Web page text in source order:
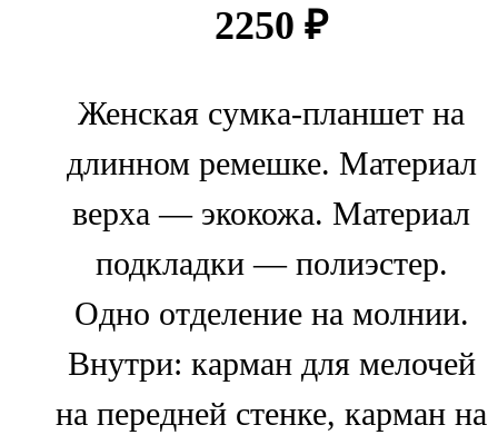
2250 ₽
Женская сумка-планшет на
длинном ремешке. Материал
верха — экокожа. Материал
подкладки — полиэстер.
Одно отделение на молнии.
Внутри: карман для мелочей
на передней стенке, карман на